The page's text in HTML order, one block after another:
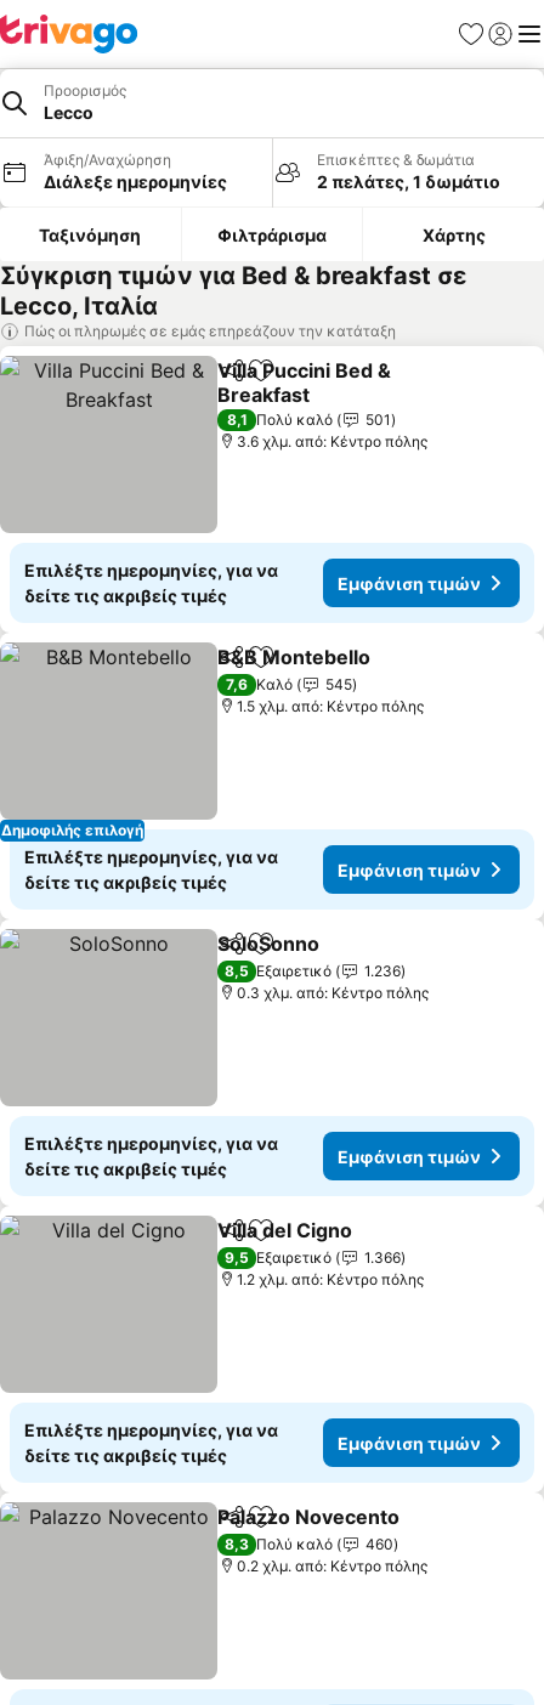
Προορισμός
Lecco
Άφιξη/Αναχώρηση
Διάλεξε ημερομηνίες
Επισκέπτες & δωμάτια
2 πελάτες, 1 δωμάτιο
Ταξινόμηση Φιλτράρισμα Χάρτης
Σύγκριση τιμών για Bed & breakfast σε
Lecco, Ιταλία
Πώς οι πληρωμές σε εμάς επηρεάζουν την κατάταξη
Κοινοποίηση
Προσθήκη στα αγαπημένα
Villa Puccini Bed &
Breakfast
8,1 Πολύ καλό
501
3.6 χλμ. από: Κέντρο πόλης
Επιλέξτε ημερομηνίες, για να
δείτε τις ακριβείς τιμές
Εμφάνιση τιμών
Δημοφιλής επιλογή
Κοινοποίηση
Προσθήκη στα αγαπημένα
B&B Montebello
7,6 Καλό
545
1.5 χλμ. από: Κέντρο πόλης
Επιλέξτε ημερομηνίες, για να
δείτε τις ακριβείς τιμές
Εμφάνιση τιμών
Κοινοποίηση
Προσθήκη στα αγαπημένα
SoloSonno
8,5 Εξαιρετικό
1.236
0.3 χλμ. από: Κέντρο πόλης
Επιλέξτε ημερομηνίες, για να
δείτε τις ακριβείς τιμές
Εμφάνιση τιμών
Κοινοποίηση
Προσθήκη στα αγαπημένα
Villa del Cigno
9,5 Εξαιρετικό
1.366
1.2 χλμ. από: Κέντρο πόλης
Επιλέξτε ημερομηνίες, για να
δείτε τις ακριβείς τιμές
Εμφάνιση τιμών
Κοινοποίηση
Προσθήκη στα αγαπημένα
Palazzo Novecento
8,3 Πολύ καλό
460
0.2 χλμ. από: Κέντρο πόλης